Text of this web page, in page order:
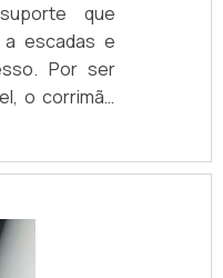
que
a escadas e
Por ser
o corrimão
resistir às
e
aparente, é
nas áreas
e qualquer